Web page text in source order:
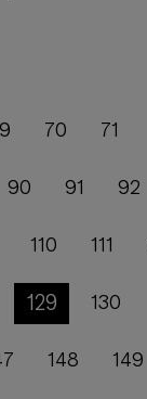
70 71
90 91 92
110 111
129 130
148 149